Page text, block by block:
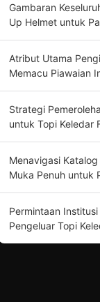
Gambaran
Up Helmet untuk
Atribut Utama
Memacu Piawaian
Strategi
untuk Topi Keledar
Menavigasi
Muka Penuh untuk
Permintaan
Pengeluar Topi